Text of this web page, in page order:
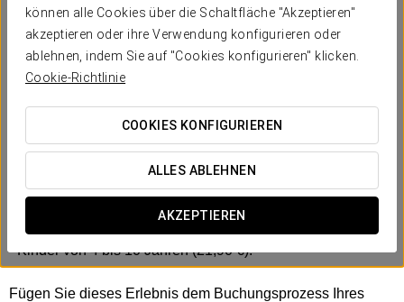
können alle Cookies über die Schaltfläche "Akzeptieren"
akzeptieren oder ihre Verwendung konfigurieren oder
ablehnen, indem Sie auf "Cookies konfigurieren" klicken.
Cookie-Richtlinie
COOKIES KONFIGURIEREN
ALLES ABLEHNEN
AKZEPTIEREN
Ab 21,90 €
Isla Mágica Eintrittskarte
Inklusive:
- 1 Tageseintritt in den Freizeitpark Isla Mágica.
Wählen Sie die Option je nach Alter:
- Erwachsene oder Kinder über 10 Jahre (28,90 €).
- Kinder von 4 bis 10 Jahren (21,90 €).
Fügen Sie dieses Erlebnis dem Buchungsprozess Ihres